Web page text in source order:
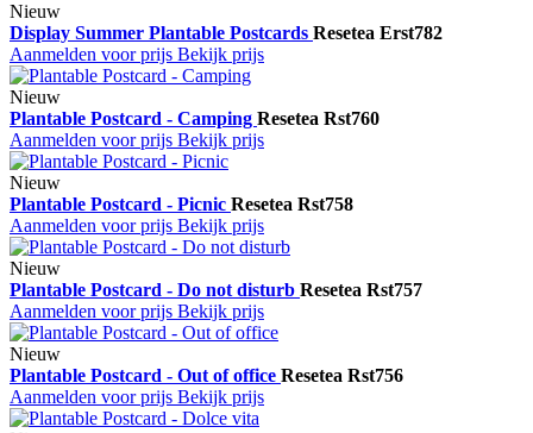
Nieuw
Display Summer Plantable Postcards Resetea Erst782
Aanmelden voor prijs Bekijk prijs
Nieuw
Plantable Postcard - Camping Resetea Rst760
Aanmelden voor prijs Bekijk prijs
Nieuw
Plantable Postcard - Picnic Resetea Rst758
Aanmelden voor prijs Bekijk prijs
Nieuw
Plantable Postcard - Do not disturb Resetea Rst757
Aanmelden voor prijs Bekijk prijs
Nieuw
Plantable Postcard - Out of office Resetea Rst756
Aanmelden voor prijs Bekijk prijs